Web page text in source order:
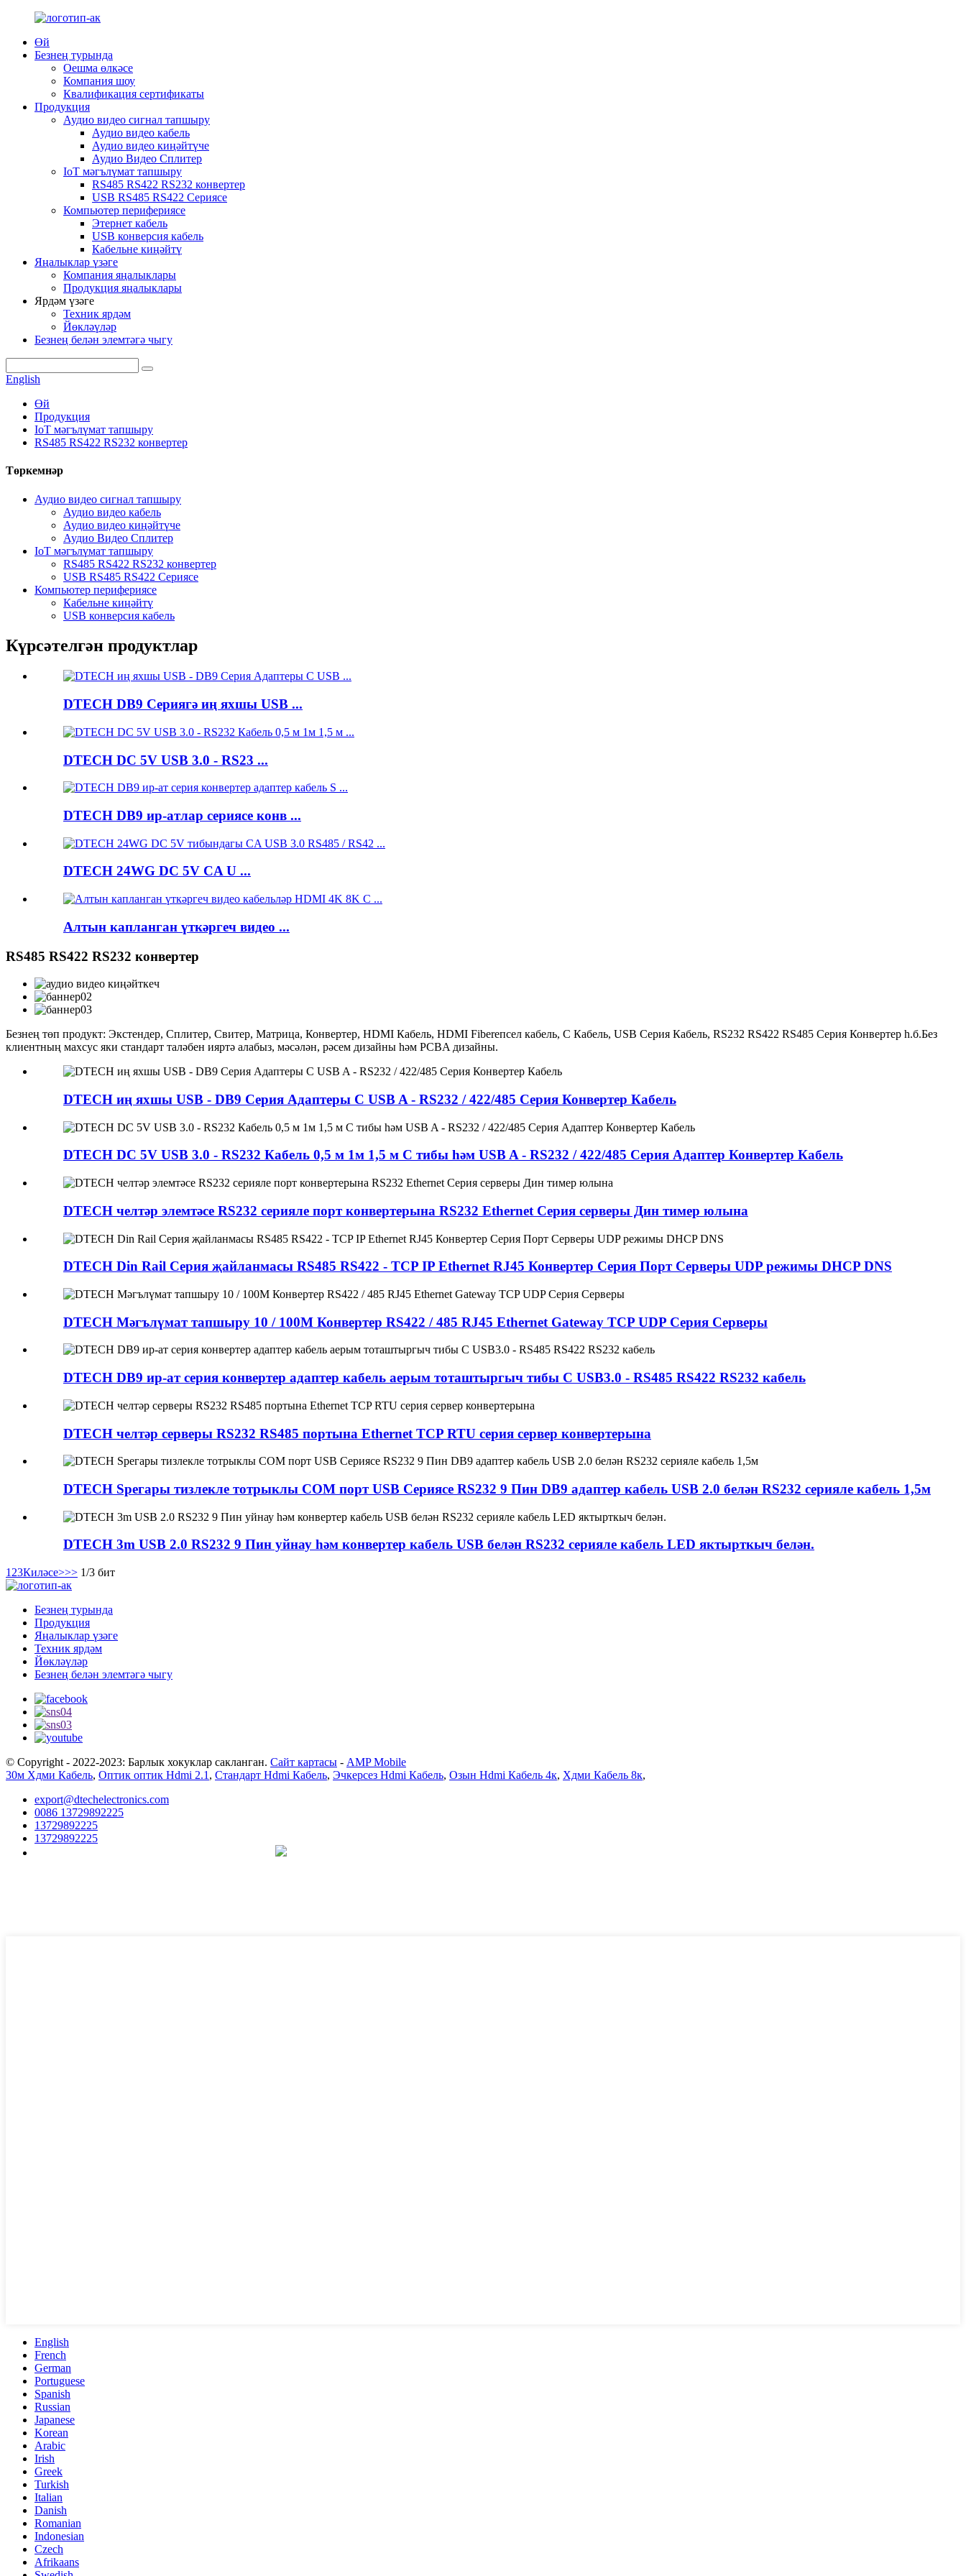
Өй
Безнең турында
Оешма өлкәсе
Компания шоу
Квалификация сертификаты
Продукция
Аудио видео сигнал тапшыру
Аудио видео кабель
Аудио видео киңәйтүче
Аудио Видео Сплитер
IoT мәгълүмат тапшыру
RS485 RS422 RS232 конвертер
USB RS485 RS422 Сериясе
Компьютер перифериясе
Этернет кабель
USB конверсия кабель
Кабельне киңәйтү
Яңалыклар үзәге
Компания яңалыклары
Продукция яңалыклары
Ярдәм үзәге
Техник ярдәм
Йөкләүләр
Безнең белән элемтәгә чыгу
English
Өй
Продукция
IoT мәгълүмат тапшыру
RS485 RS422 RS232 конвертер
Төркемнәр
Аудио видео сигнал тапшыру
Аудио видео кабель
Аудио видео киңәйтүче
Аудио Видео Сплитер
IoT мәгълүмат тапшыру
RS485 RS422 RS232 конвертер
USB RS485 RS422 Сериясе
Компьютер перифериясе
Кабельне киңәйтү
USB конверсия кабель
Күрсәтелгән продуктлар
DTECH DB9 Сериягә иң яхшы USB ...
DTECH DC 5V USB 3.0 - RS23 ...
DTECH DB9 ир-атлар сериясе конв ...
DTECH 24WG DC 5V CA U ...
Алтын капланган үткәргеч видео ...
RS485 RS422 RS232 конвертер
Безнең төп продукт: Экстендер, Сплитер, Свитер, Матрица, Конвертер, HDMI Кабель, HDMI Fiberепсел кабель, С Кабель, USB Серия Кабель, RS232 RS422 RS485 Серия Конвертер һ.б.Без
клиентның махсус яки стандарт таләбен ияртә алабыз, мәсәлән, рәсем дизайны һәм PCBA дизайны.
DTECH иң яхшы USB - DB9 Серия Адаптеры C USB A - RS232 / 422/485 Серия Конвертер Кабель
DTECH DC 5V USB 3.0 - RS232 Кабель 0,5 м 1м 1,5 м С тибы һәм USB A - RS232 / 422/485 Серия Адаптер Конвертер Кабель
DTECH челтәр элемтәсе RS232 серияле порт конвертерына RS232 Ethernet Серия серверы Дин тимер юлына
DTECH Din Rail Серия җайланмасы RS485 RS422 - TCP IP Ethernet RJ45 Конвертер Серия Порт Серверы UDP режимы DHCP DNS
DTECH Мәгълүмат тапшыру 10 / 100M Конвертер RS422 / 485 RJ45 Ethernet Gateway TCP UDP Серия Серверы
DTECH DB9 ир-ат серия конвертер адаптер кабель аерым тоташтыргыч тибы C USB3.0 - RS485 RS422 RS232 кабель
DTECH челтәр серверы RS232 RS485 портына Ethernet TCP RTU серия сервер конвертерына
DTECH Speгары тизлекле тотрыклы COM порт USB Сериясе RS232 9 Пин DB9 адаптер кабель USB 2.0 белән RS232 серияле кабель 1,5м
DTECH 3m USB 2.0 RS232 9 Пин уйнау һәм конвертер кабель USB белән RS232 серияле кабель LED яктырткыч белән.
1 23Киләсе>>> 1/3 бит
Безнең турында
Продукция
Яңалыклар үзәге
Техник ярдәм
Йөкләүләр
Безнең белән элемтәгә чыгу
© Copyright - 2022-2023: Барлык хокуклар сакланган. Сайт картасы - AMP Mobile
30м Хдми Кабель, Оптик оптик Hdmi 2.1 , Стандарт Hdmi Кабель, Эчкерсез Hdmi Кабель, Озын Hdmi Кабель 4к, Хдми Кабель 8к,
export@dtechelectronics.com
0086 13729892225
13729892225
13729892225
English
French
German
Portuguese
Spanish
Russian
Japanese
Korean
Arabic
Irish
Greek
Turkish
Italian
Danish
Romanian
Indonesian
Czech
Afrikaans